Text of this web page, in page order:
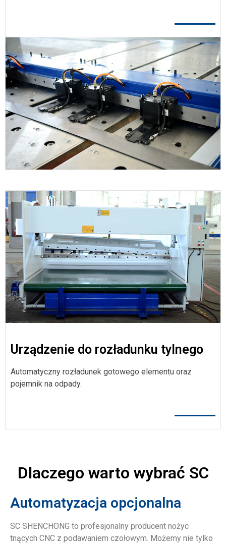
Urządzenie do rozładunku tylnego
Automatyczny rozładunek gotowego elementu oraz
pojemnik na odpady.
Dlaczego warto wybrać SC
Automatyzacja opcjonalna
SC SHENCHONG to profesjonalny producent nożyc
tnących CNC z podawaniem czołowym. Możemy nie tylko